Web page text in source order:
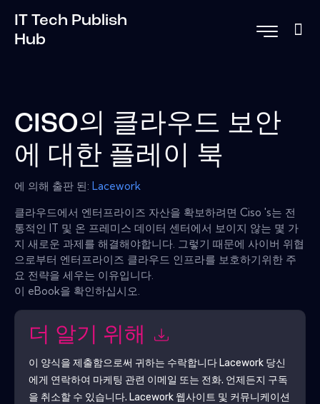
IT Tech Publish
Hub
CISO의 클라우드 보안
에 대한 플레이 북
에 의해 출판 된: Lacework
클라우드에서 엔터프라이즈 자산을 확보하려면 Ciso 's는 전
통적인 IT 및 온 프레미스 데이터 센터에서 보이지 않는 몇 가
지 새로운 과제를 해결해야합니다. 그렇기 때문에 사이버 위협
으로부터 엔터프라이즈 클라우드 인프라를 보호하기위한 주
요 전략을 세우는 이유입니다.
이 eBook을 확인하십시오.
더 알기 위해
이 양식을 제출함으로써 귀하는 수락합니다 Lacework당신
에게 연락하여 마케팅 관련 이메일 또는 전화. 언제든지 구독
을 취소할 수 있습니다. Lacework웹사이트 및 커뮤니케이션